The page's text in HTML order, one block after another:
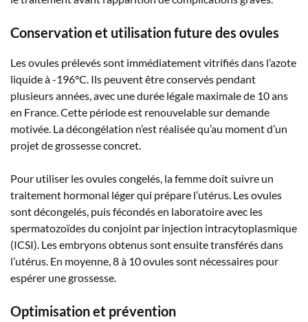
Conservation et utilisation future des ovules
Les ovules prélevés sont immédiatement vitrifiés dans l’azote
liquide à -196°C. Ils peuvent être conservés pendant
plusieurs années, avec une durée légale maximale de 10 ans
en France. Cette période est renouvelable sur demande
motivée. La décongélation n’est réalisée qu’au moment d’un
projet de grossesse concret.
Pour utiliser les ovules congelés, la femme doit suivre un
traitement hormonal léger qui prépare l’utérus. Les ovules
sont décongelés, puis fécondés en laboratoire avec les
spermatozoïdes du conjoint par injection intracytoplasmique
(ICSI). Les embryons obtenus sont ensuite transférés dans
l’utérus. En moyenne, 8 à 10 ovules sont nécessaires pour
espérer une grossesse.
Optimisation et prévention